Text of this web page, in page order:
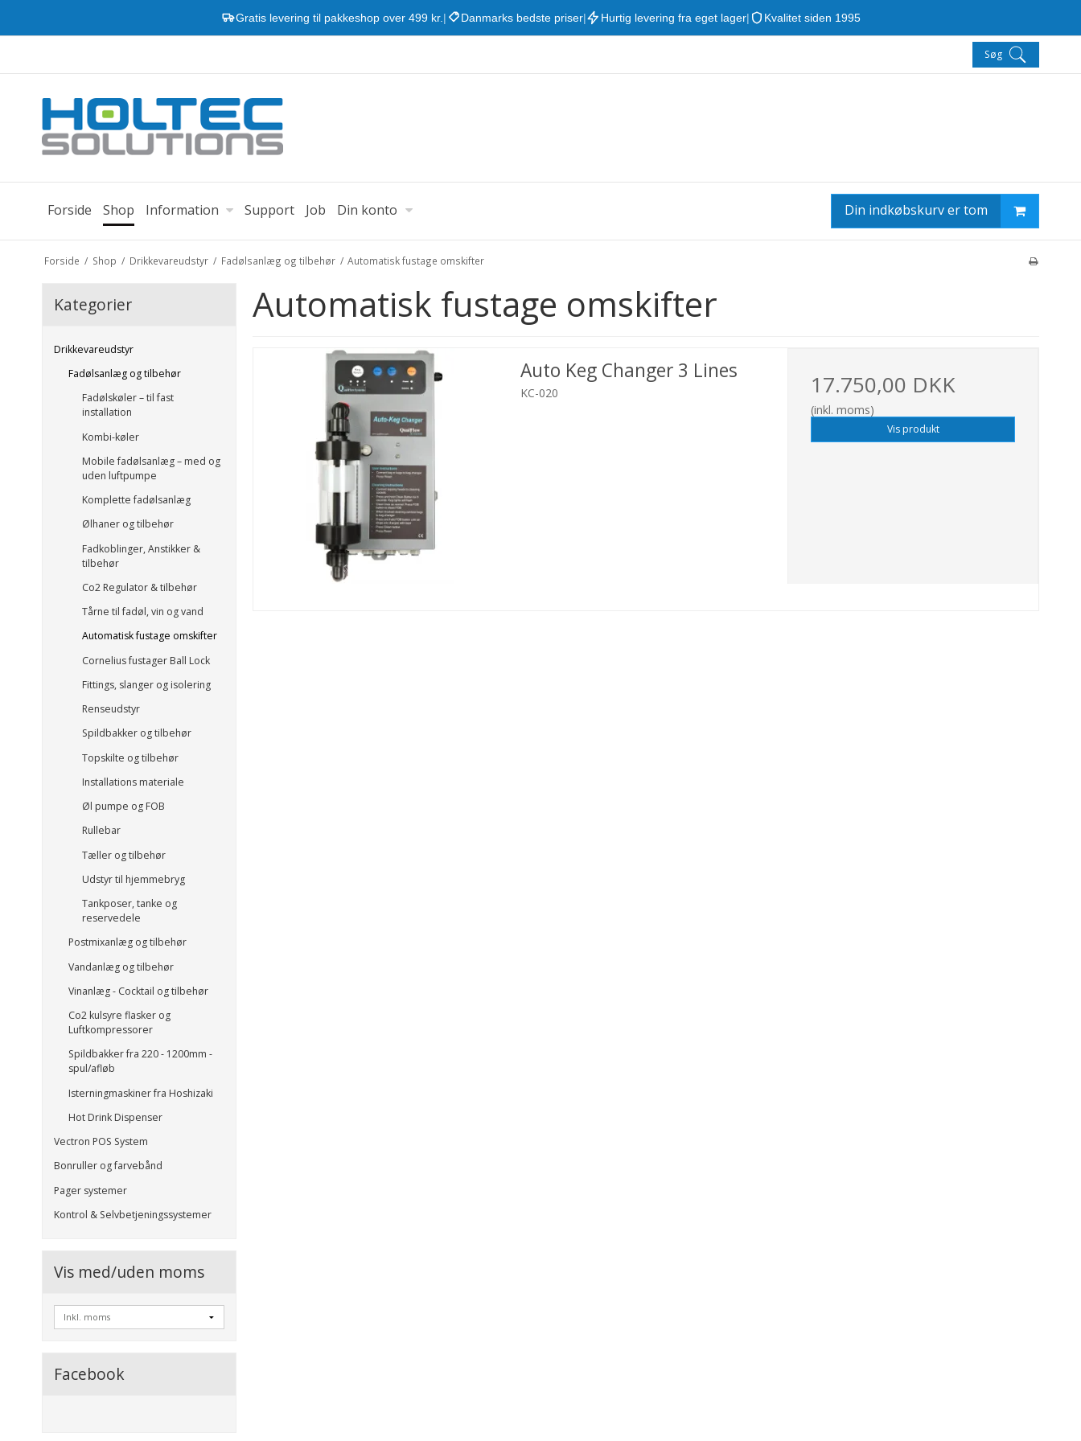
Gratis levering til pakkeshop over 499 kr. | Danmarks bedste priser| Hurtig levering fra eget lager| Kvalitet siden 1995
Søg
Forside Shop Information Support Job Din konto Din indkøbskurv er tom
Forside / Shop / Drikkevareudstyr / Fadølsanlæg og tilbehør / Automatisk fustage omskifter
Kategorier
Drikkevareudstyr
Fadølsanlæg og tilbehør
Fadølskøler – til fast
installation
Kombi-køler
Mobile fadølsanlæg – med og
uden luftpumpe
Komplette fadølsanlæg
Ølhaner og tilbehør
Fadkoblinger, Anstikker &
tilbehør
Co2 Regulator & tilbehør
Tårne til fadøl, vin og vand
Automatisk fustage omskifter
Cornelius fustager Ball Lock
Fittings, slanger og isolering
Renseudstyr
Spildbakker og tilbehør
Topskilte og tilbehør
Installations materiale
Øl pumpe og FOB
Rullebar
Tæller og tilbehør
Udstyr til hjemmebryg
Tankposer, tanke og
reservedele
Postmixanlæg og tilbehør
Vandanlæg og tilbehør
Vinanlæg - Cocktail og tilbehør
Co2 kulsyre flasker og
Luftkompressorer
Spildbakker fra 220 - 1200mm -
spul/afløb
Isterningmaskiner fra Hoshizaki
Hot Drink Dispenser
Vectron POS System
Bonruller og farvebånd
Pager systemer
Kontrol & Selvbetjeningssystemer
Vis med/uden moms
Facebook
Automatisk fustage omskifter
Auto Keg Changer 3 Lines
KC-020 17.750,00 DKK
(inkl. moms)
Vis produkt